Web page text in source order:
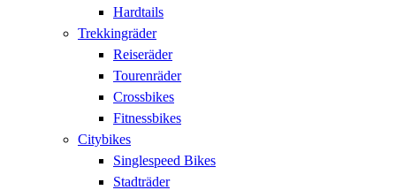
Hardtails
Trekkingräder
Reiseräder
Tourenräder
Crossbikes
Fitnessbikes
Citybikes
Singlespeed Bikes
Stadträder